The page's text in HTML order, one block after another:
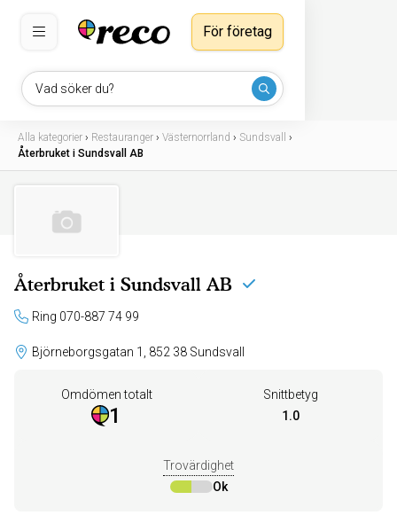
Vad söker du?
För företag
Alla kategorier › Restauranger › Västernorrland › Sundsvall
›
Återbruket i Sundsvall AB
Återbruket i Sundsvall AB
Ring 070-887 74 99
Björneborgsgatan 1, 852 38 Sundsvall
Omdömen totalt
1
Snittbetyg
1.0
Trovärdighet
Ok